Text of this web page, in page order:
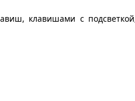
клавишами с